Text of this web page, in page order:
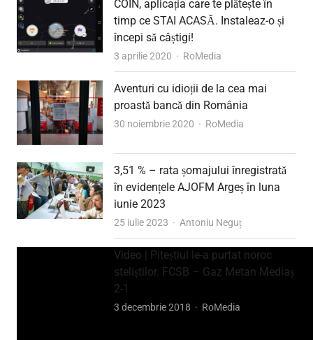
COIN, aplicația care te plătește în
timp ce STAI ACASĂ. Instaleaz-o și
începi să câștigi!
3 aprilie 2020 Author
RoMedia
Aventuri cu idioții de la cea mai
proastă bancă din România
30 noiembrie 2020 Author
RoMedia
3,51 % – rata șomajului înregistrată
în evidențele AJOFM Argeș în luna
iunie 2023
25 iulie 2023 Author
Antoniu Neguț
Video | Piteștiul le-a purtat noroc
steliștilor. FCSB – Gaz Metan Mediaș
2-1
3 decembrie 2018 Author
RoMedia